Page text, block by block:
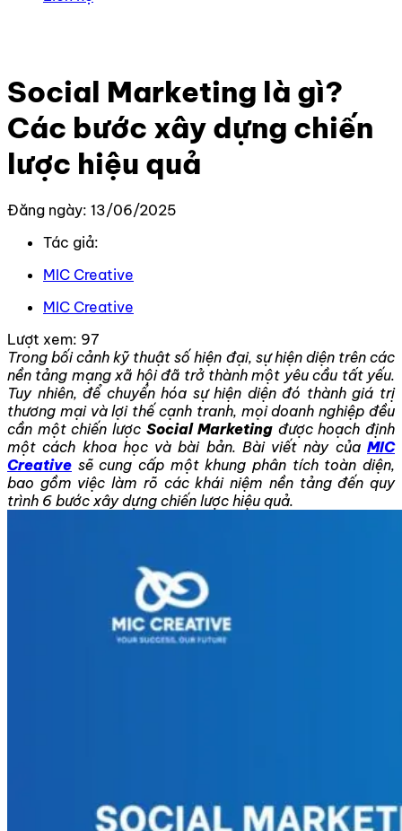
Social Marketing là gì?
Các bước xây dựng chiến
lược hiệu quả
Đăng ngày: 13/06/2025
Tác giả:
MIC Creative
MIC Creative
Lượt xem: 97
Trong bối cảnh kỹ thuật số hiện đại, sự hiện diện trên các
nền tảng mạng xã hội đã trở thành một yêu cầu tất yếu.
Tuy nhiên, để chuyển hóa sự hiện diện đó thành giá trị
thương mại và lợi thế cạnh tranh, mọi doanh nghiệp đều
cần một chiến lược Social Marketing được hoạch định
một cách khoa học và bài bản. Bài viết này của MIC
Creative sẽ cung cấp một khung phân tích toàn diện,
bao gồm việc làm rõ các khái niệm nền tảng đến quy
trình 6 bước xây dựng chiến lược hiệu quả.